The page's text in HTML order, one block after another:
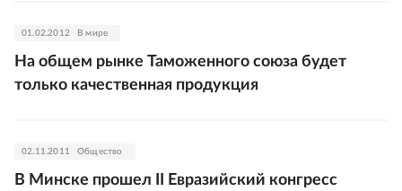
01.02.2012 В мире
На общем рынке Таможенного союза будет
только качественная продукция
02.11.2011 Общество
В Минске прошел II Евразийский конгресс